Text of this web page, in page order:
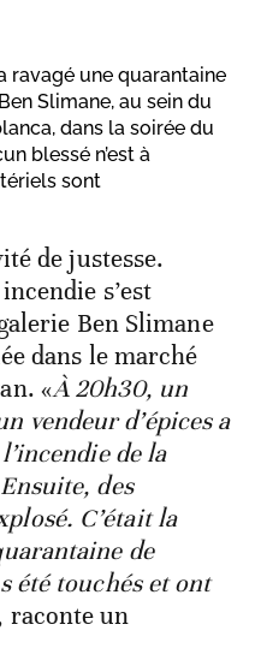
ravagé une quarantaine
Slimane, au sein du
dans la soirée du
blessé n’est à
sont
de justesse.
s’est
Ben Slimane
dans le marché
«À 20h30, un
vendeur d’épices a
de la
des
C’était la
de
été touchés et ont
raconte un